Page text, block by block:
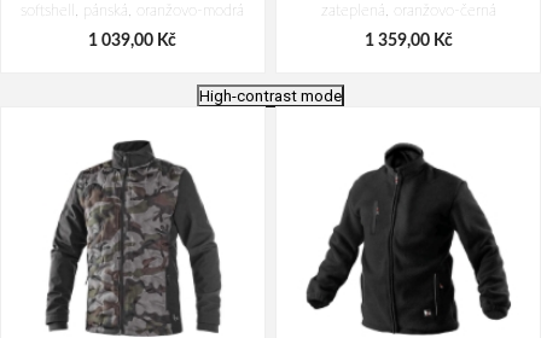
softshell, pánská, oranžovo-modrá
1 039,00 Kč
zateplená, oranžovo-černá
1 359,00 Kč
High-contrast mode